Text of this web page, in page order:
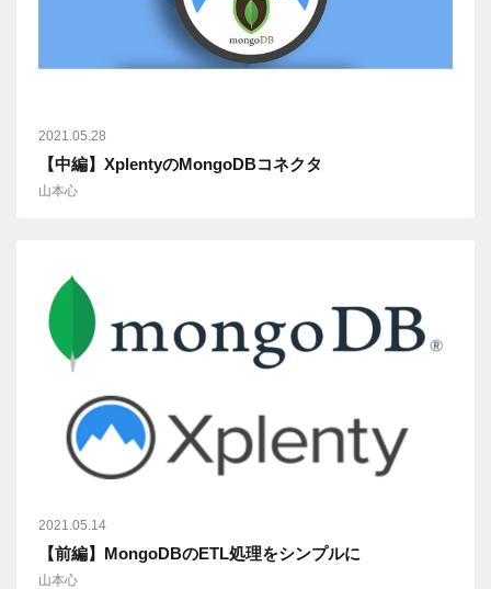
2021.05.28
【中編】XplentyのMongoDBコネクタ
山本心
2021.05.14
【前編】MongoDBのETL処理をシンプルに
山本心